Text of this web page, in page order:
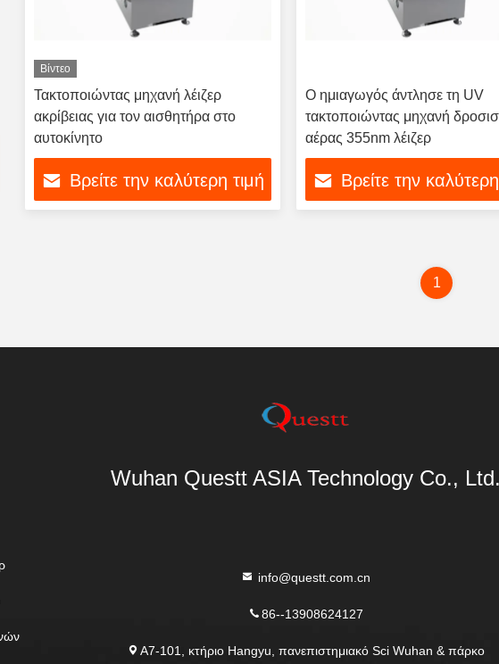
Βίντεο
Τακτοποιώντας μηχανή λέιζερ
ακρίβειας για τον αισθητήρα στο
αυτοκίνητο
Βρείτε την καλύτερη τιμή
Ο ημιαγωγός άντλησε τη UV
τακτοποιώντας μηχανή
αέρας 355nm λέιζερ
Βρείτε την
1
Wuhan Questt ASIA Technology Co., Ltd.
info@questt.com.cn
86--13908624127
A7-101, κτήριο Hangyu, πανεπιστημιακό Sci Wuhan & πάρκο